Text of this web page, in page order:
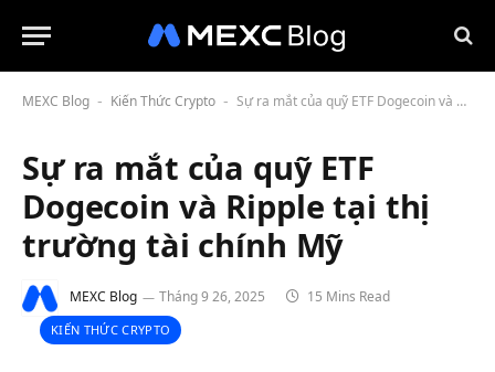
MEXC Blog - Kiến Thức Crypto - Sự ra mắt của quỹ ETF Dogecoin và Ripple tại thị trường tài chính Mỹ
Sự ra mắt của quỹ ETF
Dogecoin và Ripple tại thị
trường tài chính Mỹ
MEXC Blog Tháng 9 26, 2025 15 Mins Read
KIẾN THỨC CRYPTO